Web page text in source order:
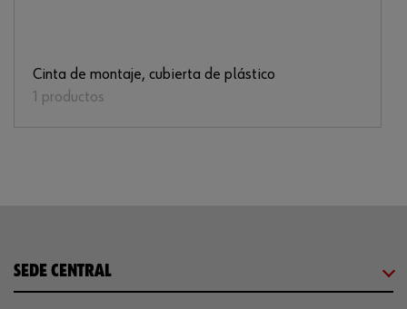
Cinta de montaje, cubierta de plástico
1 productos
SEDE CENTRAL